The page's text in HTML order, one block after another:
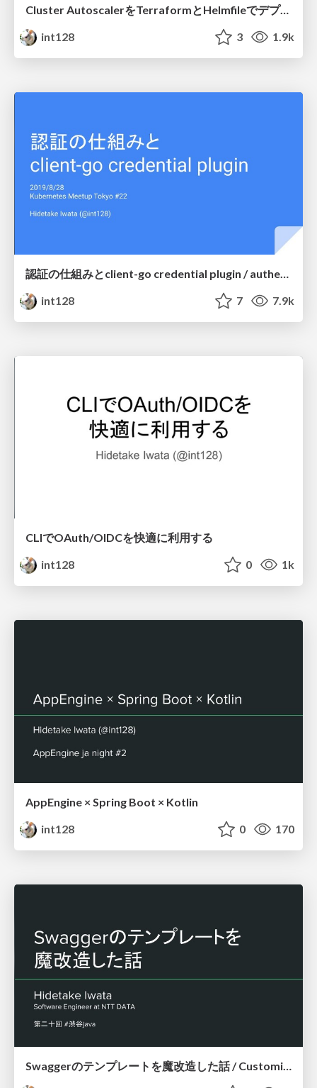
Cluster AutoscalerをTerraformとHelmfileでデプロイしてPrometheusでモニタリングする / Deploy the Cluster Autoscaler with Terraform and Helmfile, Monitor with Prometheus
int128
3 1.9k
認証の仕組みとclient-go credential plugin / authentication and client-go credential plugin
int128
7 7.9k
CLIでOAuth/OIDCを快適に利用する
int128
0 1k
AppEngine × Spring Boot × Kotlin
int128
0 170
Swaggerのテンプレートを魔改造した話 / Customize Swagger Templates